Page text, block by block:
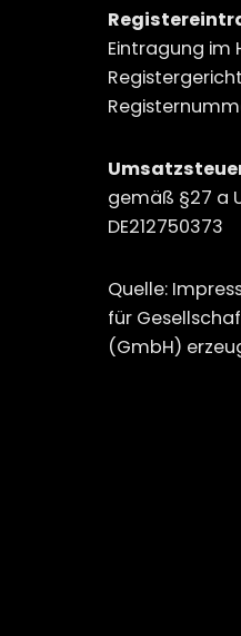
Eintragung im
gemäß §27 a
DE212750373
Quelle:
für
(GmbH)